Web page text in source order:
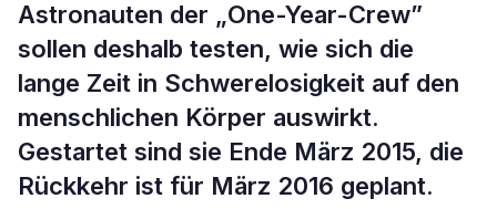
Astronauten der „One-Year-Crew”
sollen deshalb testen, wie sich die
lange Zeit in Schwerelosigkeit auf den
menschlichen Körper auswirkt.
Gestartet sind sie Ende März 2015, die
Rückkehr ist für März 2016 geplant.